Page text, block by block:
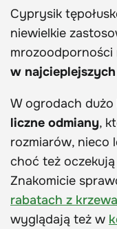
Cyprysik
niewielkie
mrozoodporności
w
W ogrodach
liczne odmiany,
rozmiarów, nieco
choć też
Znakomicie
rabatach z
wyglądają też w